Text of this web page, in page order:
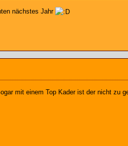
nächstes Jahr
mit einem Top Kader ist der nicht zu